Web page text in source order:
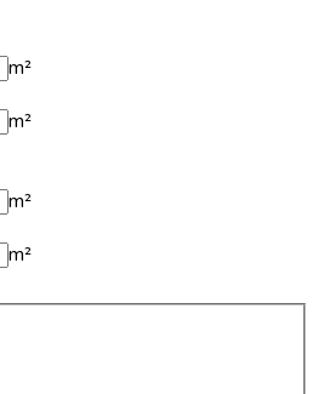
m²
m²
m²
m²